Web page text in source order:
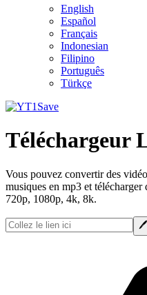
English
Español
Français
Indonesian
Filipino
Português
Türkçe
Téléchargeur
Vous pouvez convertir des
musiques en mp3 et
720p, 1080p, 4k, 8k.